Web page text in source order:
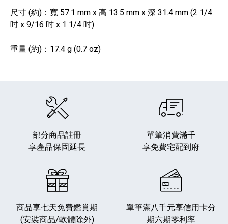
尺寸 (約)：寬 57.1 mm x 高 13.5 mm x 深 31.4 mm (2 1/4
吋 x 9/16 吋 x 1 1/4 吋)
重量 (約)：17.4 g (0.7 oz)
部分商品註冊
享產品保固延長
單筆消費滿千
享免費宅配到府
商品享七天免費鑑賞期
(安裝商品/軟體除外)
單筆滿八千元享信用卡分
期六期零利率